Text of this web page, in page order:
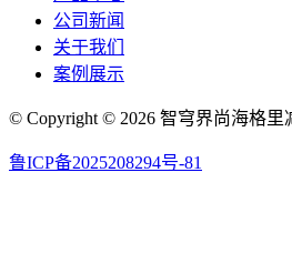
公司新闻
关于我们
案例展示
© Copyright © 2026 智穹界尚海格里
鲁ICP备2025208294号-81